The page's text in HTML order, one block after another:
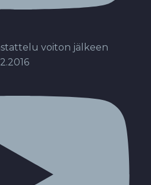
voiton jälkeen